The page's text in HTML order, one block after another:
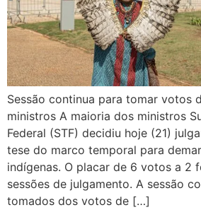
Sessão continua para tomar votos
ministros A maioria dos ministros
Federal (STF) decidiu hoje (21)
tese do marco temporal para
indígenas. O placar de 6 votos a 2
sessões de julgamento. A sessão
tomados dos votos de […]